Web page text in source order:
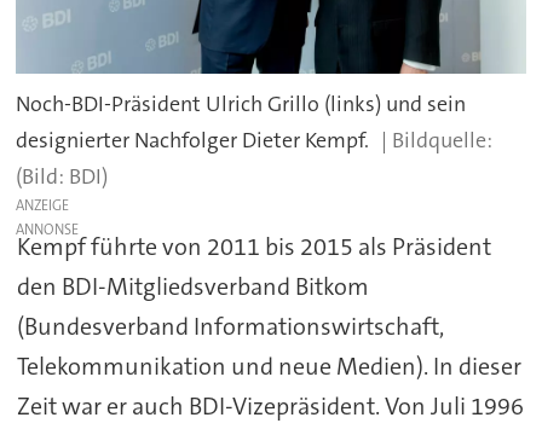
Noch-BDI-Präsident Ulrich Grillo (links) und sein
designierter Nachfolger Dieter Kempf.
(Bild: BDI)
ANZEIGE
Kempf führte von 2011 bis 2015 als Präsident
den BDI-Mitgliedsverband Bitkom
(Bundesverband Informationswirtschaft,
Telekommunikation und neue Medien). In dieser
Zeit war er auch BDI-Vizepräsident. Von Juli 1996